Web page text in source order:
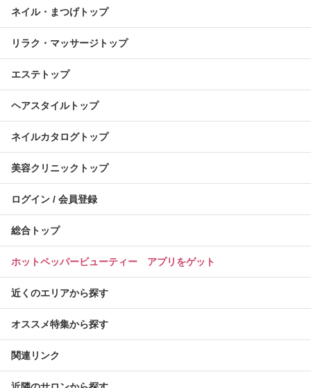
ネイル・まつげトップ
リラク・マッサージトップ
エステトップ
ヘアスタイルトップ
ネイルカタログトップ
美容クリニックトップ
ログイン / 会員登録
総合トップ
ホットペッパービューティー アプリをゲット
近くのエリアから探す
オススメ特集から探す
関連リンク